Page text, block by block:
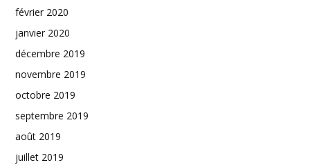
février 2020
janvier 2020
décembre 2019
novembre 2019
octobre 2019
septembre 2019
août 2019
juillet 2019